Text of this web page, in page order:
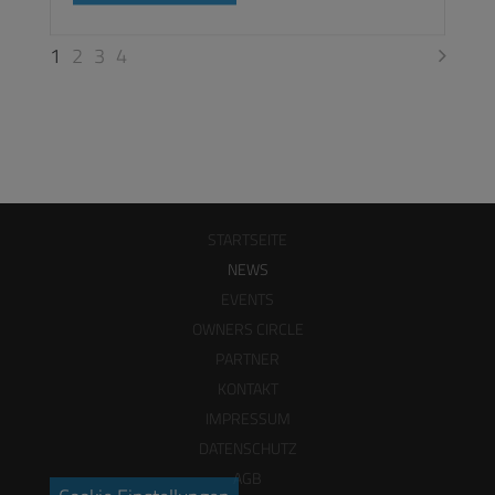
1 2 3 4
STARTSEITE
NEWS
EVENTS
OWNERS CIRCLE
PARTNER
KONTAKT
DATENSCHUTZ
AGB